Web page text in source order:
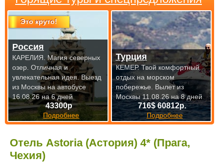
Отель Astoria (Астория) 4* (Прага,
Чехия)
Это круто!
43300р
Подробнее
Россия
КАРЕЛИЯ. Магия северных
озер. Отличная и
увлекательная идея.Выезд
из Москвы на автобусе
16.08.26 на 6 дней
716$ 60812р.
Подробнее
Турция
КЕМЕР. Твой комфортный
отдых на морском
побережье. Вылет из
Москвы 11.08.26 на 8 дней